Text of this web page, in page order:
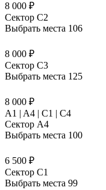
8 000 ₽
Сектор C2
Выбрать места 106
8 000 ₽
Сектор C3
Выбрать места 125
8 000 ₽
A1 | A4 | C1 | C4
Сектор A4
Выбрать места 100
6 500 ₽
Сектор C1
Выбрать места 99